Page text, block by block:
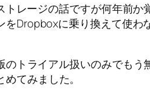
レージの話ですが何年前
Dropboxに乗り換えて使わ
トライアル扱いのみでも
てみました。